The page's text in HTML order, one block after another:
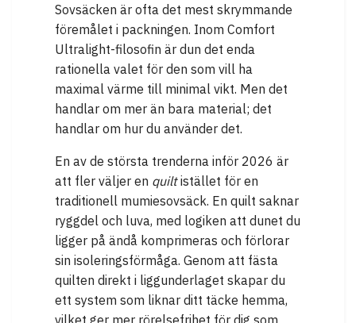
Sovsäcken är ofta det mest skrymmande
föremålet i packningen. Inom Comfort
Ultralight-filosofin är dun det enda
rationella valet för den som vill ha
maximal värme till minimal vikt. Men det
handlar om mer än bara material; det
handlar om hur du använder det.
En av de största trenderna inför 2026 är
att fler väljer en quiltistället för en
traditionell mumiesovsäck. En quilt saknar
ryggdel och luva, med logiken att dunet du
ligger på ändå komprimeras och förlorar
sin isoleringsförmåga. Genom att fästa
quilten direkt i liggunderlaget skapar du
ett system som liknar ditt täcke hemma,
vilket ger mer rörelsefrihet för dig som